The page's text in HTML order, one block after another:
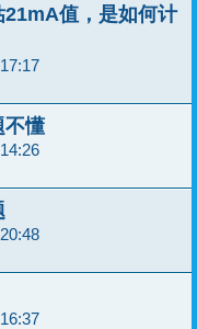
值，是如何计
不懂